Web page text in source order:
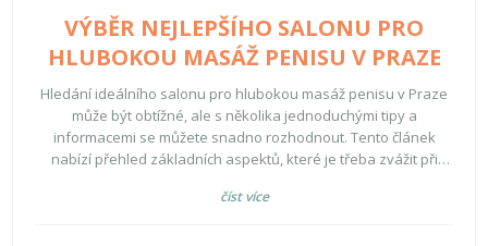
VÝBĚR NEJLEPŠÍHO SALONU PRO
HLUBOKOU MASÁŽ PENISU V PRAZE
Hledání ideálního salonu pro hlubokou masáž penisu v Praze
může být obtížné, ale s několika jednoduchými tipy a
informacemi se můžete snadno rozhodnout. Tento článek
nabízí přehled základních aspektů, které je třeba zvážit při
zkušenosti personálu, reference zákazníků, hygiena a
číst více